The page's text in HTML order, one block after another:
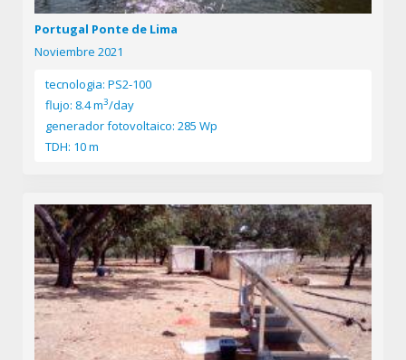
Portugal Ponte de Lima
Noviembre 2021
tecnologia: PS2-100
flujo: 8.4 m3/day
generador fotovoltaico: 285 Wp
TDH: 10 m